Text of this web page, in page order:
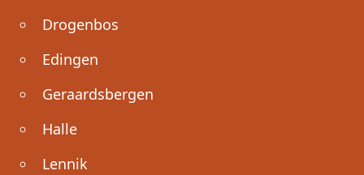
Drogenbos
Edingen
Geraardsbergen
Halle
Lennik